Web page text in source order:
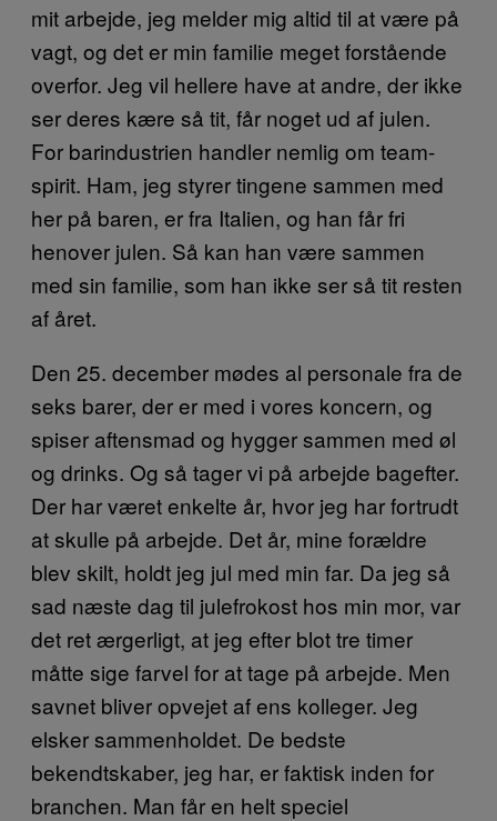
mit arbejde, jeg melder mig altid til at være på
vagt, og det er min familie meget forstående
overfor. Jeg vil hellere have at andre, der ikke
ser deres kære så tit, får noget ud af julen.
For barindustrien handler nemlig om team-
spirit. Ham, jeg styrer tingene sammen med
her på baren, er fra Italien, og han får fri
henover julen. Så kan han være sammen
med sin familie, som han ikke ser så tit resten
af året.
Den 25. december mødes al personale fra de
seks barer, der er med i vores koncern, og
spiser aftensmad og hygger sammen med øl
og drinks. Og så tager vi på arbejde bagefter.
Der har været enkelte år, hvor jeg har fortrudt
at skulle på arbejde. Det år, mine forældre
blev skilt, holdt jeg jul med min far. Da jeg så
sad næste dag til julefrokost hos min mor, var
det ret ærgerligt, at jeg efter blot tre timer
måtte sige farvel for at tage på arbejde. Men
savnet bliver opvejet af ens kolleger. Jeg
elsker sammenholdet. De bedste
bekendtskaber, jeg har, er faktisk inden for
branchen. Man får en helt speciel